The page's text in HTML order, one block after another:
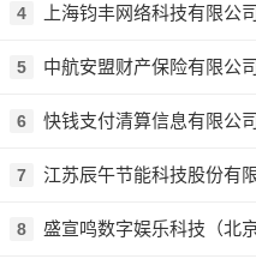
4 上海钧丰网络科技有限公司
5 中航安盟财产保险有限公司
6 快钱支付清算信息有限公司
7 江苏辰午节能科技股份有
8 盛宣鸣数字娱乐科技（北